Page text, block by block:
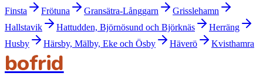
Finsta
Frötuna Gransätra-Långgarn
Grisslehamn
Hallstavik
Hattudden, Björnösund och Björknäs
Herräng
Husby
Härsby, Mälby, Eke och Ösby Häverö Kvisthamra
bofrid